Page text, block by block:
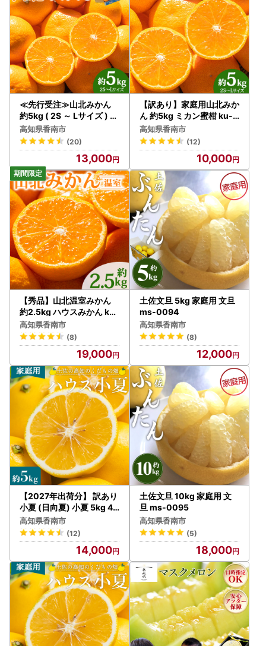
≪先行受注≫山北みかん
約5kg ( 2S ～ Lサイズ ) ｜
みかん 甘い ku-0053
高知県香南市
(20)
13,000
【訳あり】家庭用山北みか
ん 約5kg ミカン蜜柑 ku-0
054
高知県香南市
(12)
10,000
【秀品】山北温室みかん
約2.5kg ハウスみかん ku-
0051
高知県香南市
(8)
19,000
土佐文旦 5kg 家庭用 文旦
ms-0094
高知県香南市
(8)
12,000
【2027年出荷分】 訳あり
小夏 (日向夏) 小夏 5kg 4
月中旬発送開始 kd-0030
高知県香南市
(12)
14,000
土佐文旦 10kg 家庭用 文
旦 ms-0095
高知県香南市
(5)
18,000